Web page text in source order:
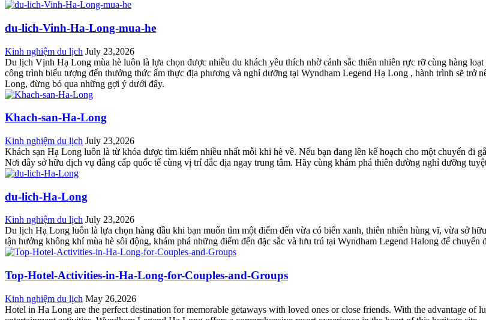
du-lich-Vinh-Ha-Long-mua-he
Kinh nghiệm du lịch July 23,2026
Du lịch Vịnh Hạ Long mùa hè luôn là lựa chọn được nhiều du khách yêu thích nhờ cảnh sắc thiên nhiên rực rỡ cùng hàng
công trình biểu tượng đến thưởng thức ẩm thực địa phương và nghỉ dưỡng tại Wyndham Legend Hạ Long , hành trình sẽ trở
Long, đừng bỏ qua những gợi ý dưới đây.
Khach-san-Ha-Long
Kinh nghiệm du lịch July 23,2026
Khách sạn Hạ Long luôn là từ khóa được tìm kiếm nhiều nhất mỗi khi hè về. Nếu bạn đang lên kế hoạch cho một chuyến đi
Nơi đây sở hữu dịch vụ đẳng cấp quốc tế cùng vị trí đắc địa ngay trung tâm. Hãy cùng khám phá thiên đường nghỉ dưỡng
du-lich-Ha-Long
Kinh nghiệm du lịch July 23,2026
Du lịch Hạ Long luôn là lựa chọn hàng đầu khi bạn muốn tìm một điểm đến vừa có biển xanh, thiên nhiên hùng vĩ, vừa sở
tận hưởng không khí mùa hè sôi động, khám phá những điểm đến đặc sắc và lưu trú tại Wyndham Legend Halong để chuyến
Top-Hotel-Activities-in-Ha-Long-for-Couples-and-Groups
Kinh nghiệm du lịch May 26,2026
Hotel in Ha Long are the perfect destination for memorable getaways with loved ones or close friends. With the advantage